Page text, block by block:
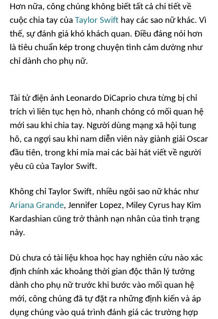
Hơn nữa, công chúng không biết tất cả chi tiết về
cuộc chia tay của Taylor Swift hay các sao nữ khác. Vì
thế, sự đánh giá khó khách quan. Điều đáng nói hơn
là tiêu chuẩn kép trong chuyện tình cảm dường như
chỉ dành cho phụ nữ.
Tài tử điện ảnh Leonardo DiCaprio chưa từng bị chỉ
trích vì liên tục hẹn hò, nhanh chóng có mối quan hệ
mới sau khi chia tay. Người dùng mạng xã hội tung
hô, ca ngợi sau khi nam diễn viên này giành giải Oscar
đầu tiên, trong khi mỉa mai các bài hát viết về người
yêu cũ của Taylor Swift.
Không chỉ Taylor Swift, nhiều ngôi sao nữ khác như
Ariana Grande, Jennifer Lopez, Miley Cyrus hay Kim
Kardashian cũng trở thành nạn nhân của tình trạng
này.
Dù chưa có tài liệu khoa học hay nghiên cứu nào xác
định chính xác khoảng thời gian độc thân lý tưởng
dành cho phụ nữ trước khi bước vào mối quan hệ
mới, công chúng đã tự đặt ra những định kiến và áp
dụng chúng vào quá trình đánh giá các trường hợp